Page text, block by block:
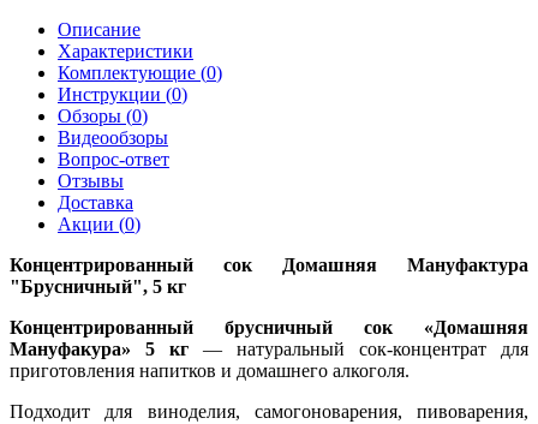
Описание
Характеристики
Комплектующие (0)
Инструкции (0)
Обзоры (0)
Видеообзоры
Вопрос-ответ
Отзывы
Доставка
Акции (0)
Концентрированный сок Домашняя Мануфактура
"Брусничный", 5 кг
Концентрированный брусничный сок «Домашняя
Мануфакура» 5 кг — натуральный сок-концентрат для
приготовления напитков и домашнего алкоголя.
Подходит для виноделия, самогоноварения, пивоварения,